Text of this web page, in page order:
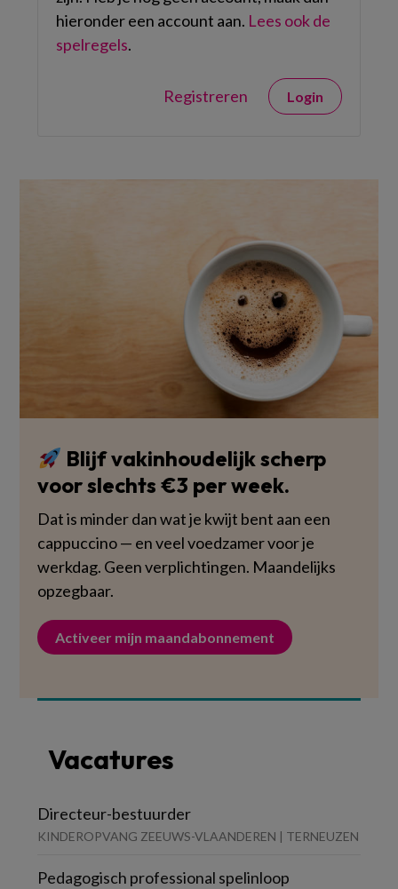
hieronder een account aan. Lees ook de
spelregels.
Registreren Login
Blijf vakinhoudelijk scherp
voor slechts €3 per week.
Dat is minder dan wat je kwijt bent aan een
cappuccino — en veel voedzamer voor je
werkdag. Geen verplichtingen. Maandelijks
opzegbaar.
Activeer mijn maandabonnement
Vacatures
Directeur-bestuurder
KINDEROPVANG ZEEUWS-VLAANDEREN | TERNEUZEN
Pedagogisch professional spelinloop